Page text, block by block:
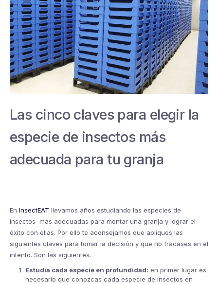
Las cinco claves para elegir la
especie de insectos más
adecuada para tu granja
En InsectEAT llevamos años estudiando las especies de
insectos más adecuadas para montar una granja y lograr el
éxito con ellas. Por ello te aconsejamos que apliques las
siguientes claves para tomar la decisión y que no fracases en el
intento. Son las siguientes.
Estudia cada especie en profundidad: en primer lugar es
necesario que conozcas cada especie de insectos en